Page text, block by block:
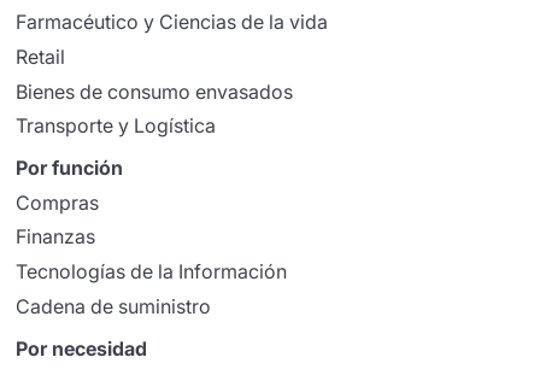
Farmacéutico y Ciencias de la vida
Retail
Bienes de consumo envasados
Transporte y Logística
Por función
Compras
Finanzas
Tecnologías de la Información
Cadena de suministro
Por necesidad